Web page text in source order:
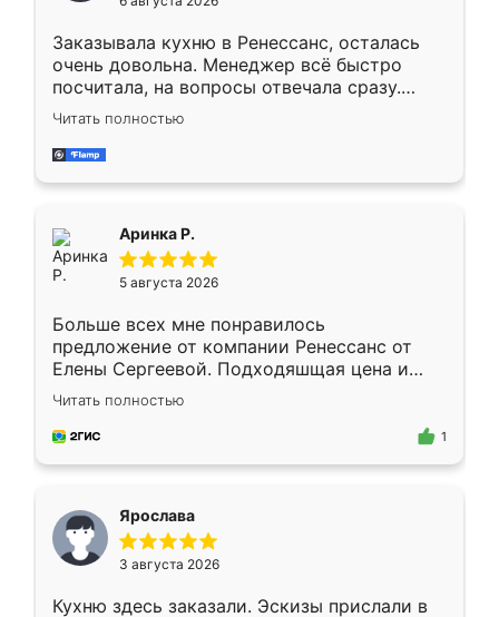
мебели буду заказывать только здесь.
Заказывала кухню в Ренессанс, осталась
очень довольна. Менеджер всё быстро
посчитала, на вопросы отвечала сразу.
Замерщик приехал в субботу, подошёл к
делу со всей ответственностью. Собрали
за день, ребята работали аккуратно, даже
Читать полностью
Аринка Р.
5 августа 2026
Больше всех мне понравилось
предложение от компании Ренессанс от
Елены Сергеевой. Подходяшщая цена и
короткие сроки изготовления. Приехавший
для замера сотрудник Владислав
предложил по моему эскизу самый
Читать полностью
1
Ярослава
3 августа 2026
Кухню здесь заказали. Эскизы прислали в